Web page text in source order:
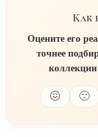
Как
Оцените его
точнее
😖 🙁